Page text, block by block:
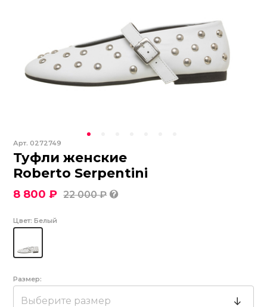
Арт.0272749
Туфли женские
Roberto Serpentini
8 800 ₽ 22 000 ₽
Цвет: Белый
Размер:
Выберите размер